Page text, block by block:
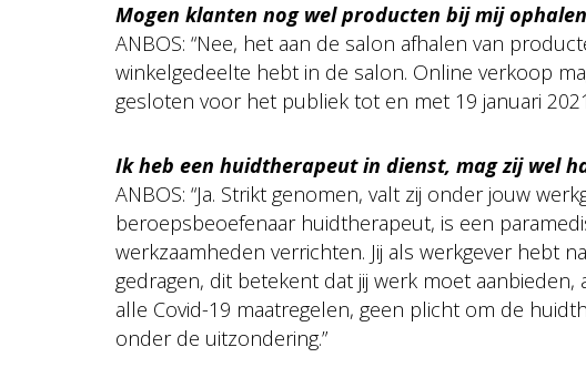
Mogen klanten nog wel producten bij mij
ANBOS: “Nee, het aan de salon afhalen van
winkelgedeelte hebt in de salon. Online verkoop
gesloten voor het publiek tot en met 19 januari
Ik heb een huidtherapeut in dienst, mag zij wel
ANBOS: “Ja. Strikt genomen, valt zij onder jouw
beroepsbeoefenaar huidtherapeut, is een
werkzaamheden verrichten. Jij als werkgever hebt
gedragen, dit betekent dat jij werk moet
alle Covid-19 maatregelen, geen plicht om de
onder de uitzondering.”